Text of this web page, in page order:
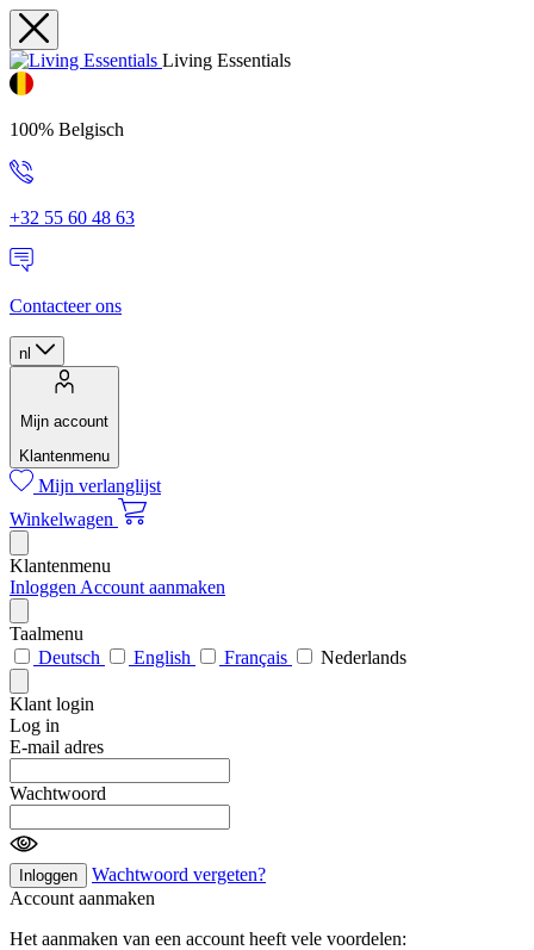
Living Essentials
100% Belgisch
+32 55 60 48 63
Contacteer ons
nl
Mijn account
Klantenmenu
Mijn verlanglijst
Winkelwagen
Klantenmenu
Inloggen Account aanmaken
Taalmenu
Deutsch
English Français Nederlands
Klant login
Log in
E-mail adres
Wachtwoord
Inloggen
Wachtwoord vergeten?
Account aanmaken
Het aanmaken van een account heeft vele voordelen: